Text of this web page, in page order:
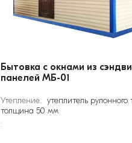
Бытовка с окнами из
панелей МБ-01
Утепление: утеплитель рулонного
толщина 50 мм
: